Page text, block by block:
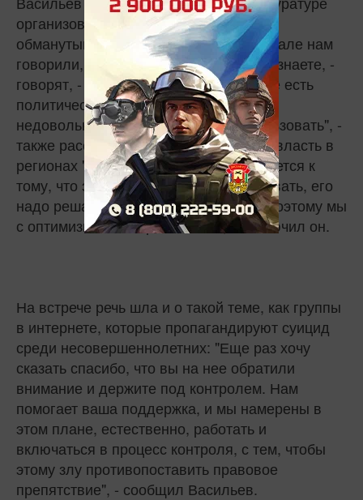
организовать проверку обращений по
обманутым дольщикам. "Об этом вначале нам
говорили, сейчас уже не говорят. "Вы знаете, -
говорят, - нас звали на улицу". Разные есть
политические спекулянты, которые
недовольных всегда пытаются использовать", -
также рассказал он. По его словам, и власть в
регионах "заметно сейчас поворачивается к
тому, что этот вопрос нельзя замалчивать, его
надо решать". И инструменты есть. "Поэтому мы
с оптимизмом смотрим на это", - заключил он.
На встрече речь шла и о такой теме, как группы
в интернете, которые пропагандируют суицид
среди несовершеннолетних: "Еще раз хочу
сказать спасибо, что вы на нее обратили
внимание и держите под контролем. Нам
помогает ваша поддержка, и мы намерены в
этом плане, естественно, работать и
включаться в процесс контроля, с тем, чтобы
этому злу противопоставить правовое
препятствие", - сообщил Васильев.